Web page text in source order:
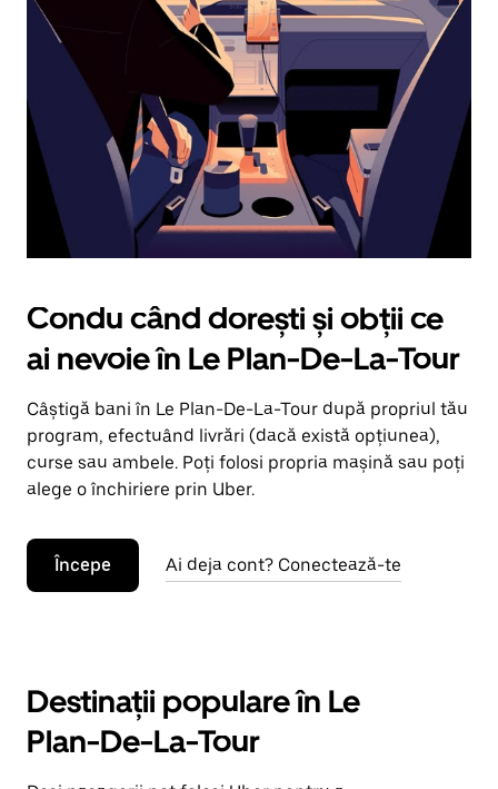
în
jos.
Închide
calendarul
apăsând
pe
butonul
Escape.
Condu când dorești și obții ce
ai nevoie în Le Plan-De-La-Tour
Câștigă bani în Le Plan-De-La-Tour după propriul tău
program, efectuând livrări (dacă există opțiunea),
curse sau ambele. Poți folosi propria mașină sau poți
alege o închiriere prin Uber.
Începe Ai deja cont? Conectează-te
Destinații populare în Le
Plan-De-La-Tour